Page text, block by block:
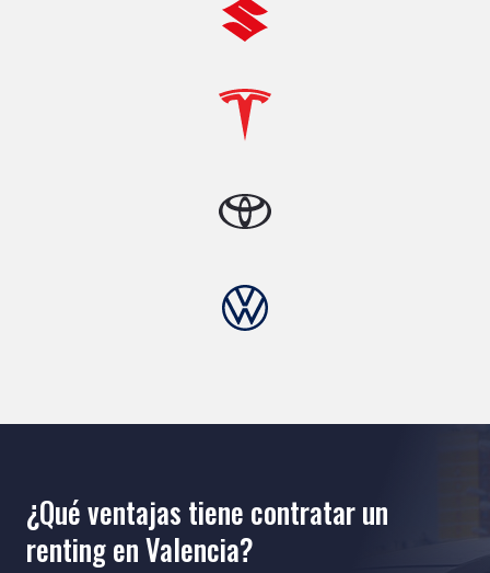
¿Qué ventajas tiene contratar un
renting en Valencia?